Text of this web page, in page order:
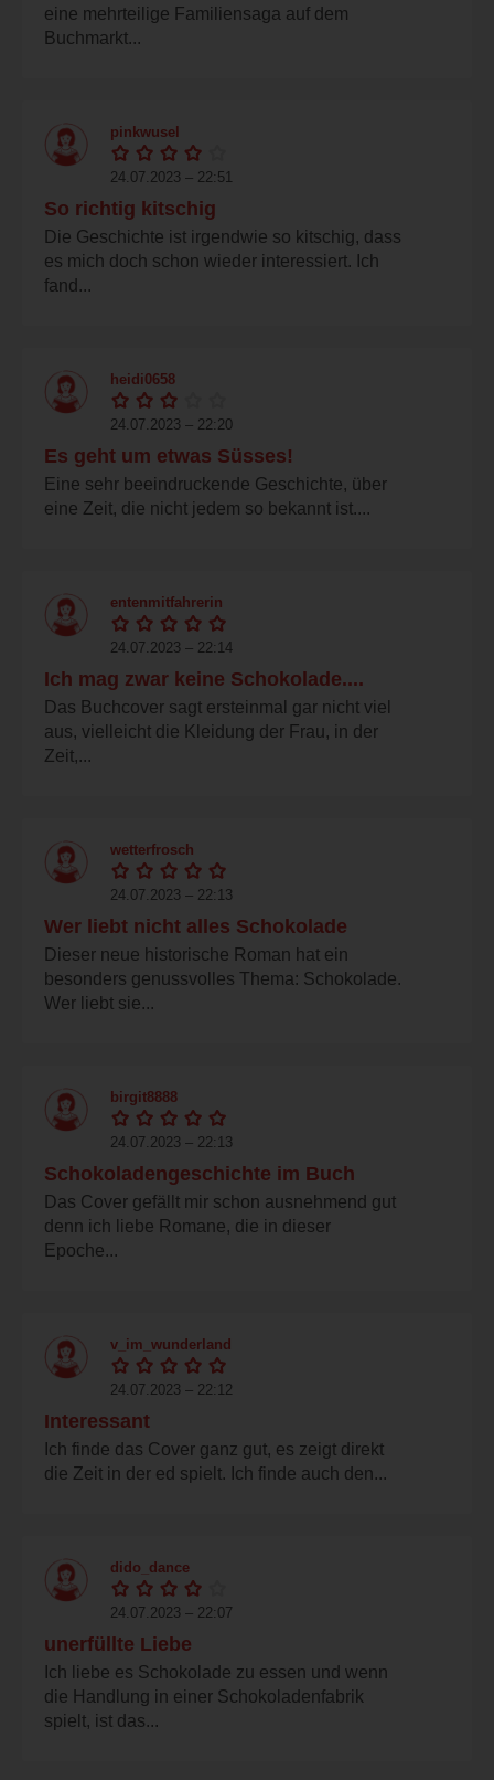
eine mehrteilige Familiensaga auf dem
Buchmarkt...
pinkwusel
24.07.2023 – 22:51
So richtig kitschig
Die Geschichte ist irgendwie so kitschig, dass
es mich doch schon wieder interessiert. Ich
fand...
heidi0658
24.07.2023 – 22:20
Es geht um etwas Süsses!
Eine sehr beeindruckende Geschichte, über
eine Zeit, die nicht jedem so bekannt ist....
entenmitfahrerin
24.07.2023 – 22:14
Ich mag zwar keine Schokolade....
Das Buchcover sagt ersteinmal gar nicht viel
aus, vielleicht die Kleidung der Frau, in der
Zeit,...
wetterfrosch
24.07.2023 – 22:13
Wer liebt nicht alles Schokolade
Dieser neue historische Roman hat ein
besonders genussvolles Thema: Schokolade.
Wer liebt sie...
birgit8888
24.07.2023 – 22:13
Schokoladengeschichte im Buch
Das Cover gefällt mir schon ausnehmend gut
denn ich liebe Romane, die in dieser
Epoche...
v_im_wunderland
24.07.2023 – 22:12
Interessant
Ich finde das Cover ganz gut, es zeigt direkt
die Zeit in der ed spielt. Ich finde auch den...
dido_dance
24.07.2023 – 22:07
unerfüllte Liebe
Ich liebe es Schokolade zu essen und wenn
die Handlung in einer Schokoladenfabrik
spielt, ist das...